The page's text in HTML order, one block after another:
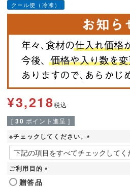
クール便（冷凍）
¥3,218税込
[ 30 ポイント進呈 ]
※チェックしてください。
(
必
ご利用目的
贈答品